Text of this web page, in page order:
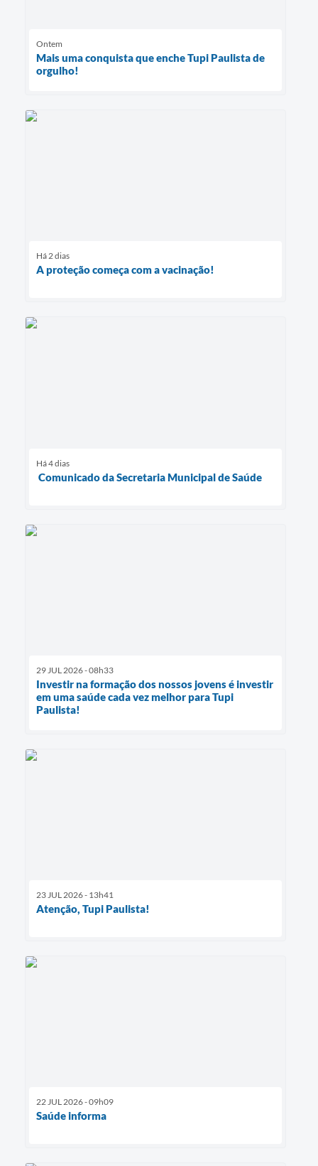
Ontem
Mais uma conquista que enche Tupi Paulista de
orgulho!
Há 2 dias
A proteção começa com a vacinação!
Há 4 dias
Comunicado da Secretaria Municipal de Saúde
29 JUL 2026 - 08h33
Investir na formação dos nossos jovens é investir
em uma saúde cada vez melhor para Tupi
Paulista!
23 JUL 2026 - 13h41
Atenção, Tupi Paulista!
22 JUL 2026 - 09h09
Saúde informa